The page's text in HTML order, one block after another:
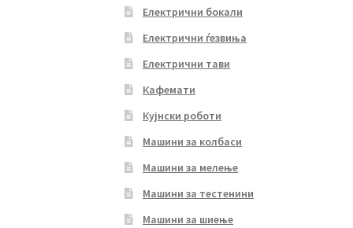
Електрични бокали
Електрични ѓезвиња
Електрични тави
Кафемати
Кујнски роботи
Машини за колбаси
Машини за мелење
Машини за тестенини
Машини за шиење